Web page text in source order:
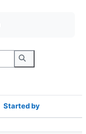
Search forums
Started by